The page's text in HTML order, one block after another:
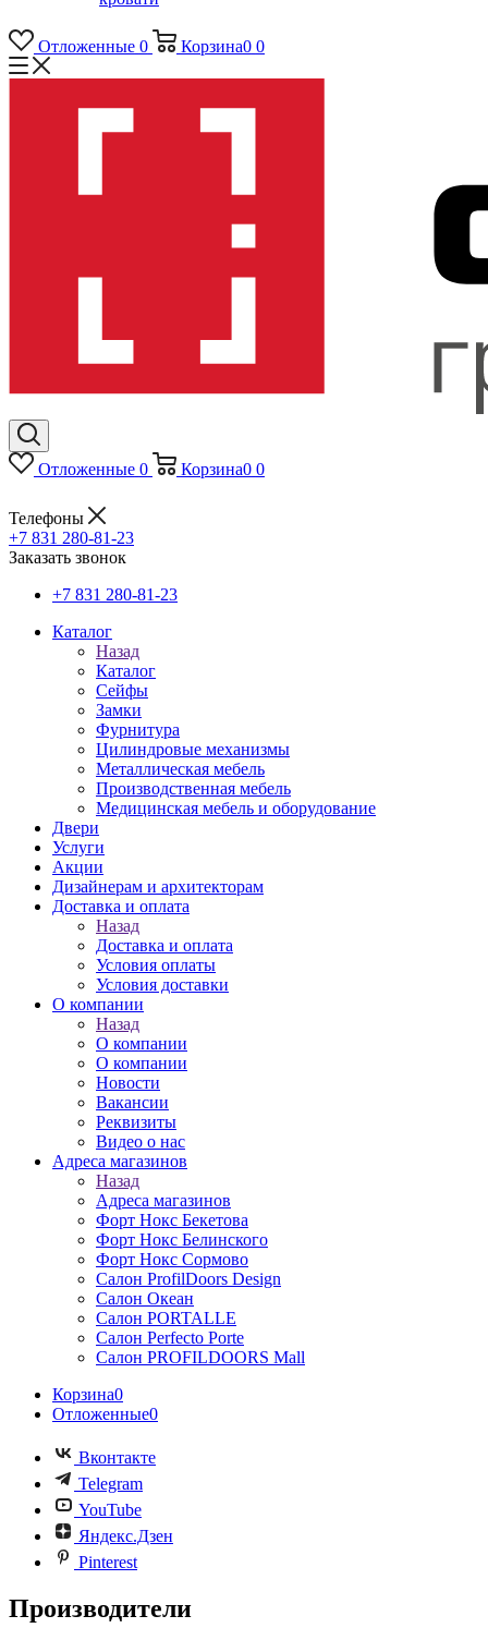
Отложенные 0 Корзина0 0
Отложенные 0 Корзина0 0
Телефоны
+7 831 280-81-23
Заказать звонок
+7 831 280-81-23
Каталог
Назад
Каталог
Сейфы
Замки
Фурнитура
Цилиндровые механизмы
Металлическая мебель
Производственная мебель
Медицинская мебель и оборудование
Двери
Услуги
Акции
Дизайнерам и архитекторам
Доставка и оплата
Назад
Доставка и оплата
Условия оплаты
Условия доставки
О компании
Назад
О компании
О компании
Новости
Вакансии
Реквизиты
Видео о нас
Адреса магазинов
Назад
Адреса магазинов
Форт Нокс Бекетова
Форт Нокс Белинского
Форт Нокс Сормово
Салон ProfilDoors Design
Салон Океан
Салон PORTALLE
Салон Perfecto Portе
Салон PROFILDOORS Mall
Корзина0
Отложенные0
Вконтакте
Telegram
YouTube
Яндекс.Дзен
Pinterest
Производители